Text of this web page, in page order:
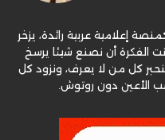
إعلامية عربية رائدة، يزخر
الفكرة أن نصنع شيئا يرسخ
كل من لا يعرف، ونزود كل
الأعين دون روتوش.